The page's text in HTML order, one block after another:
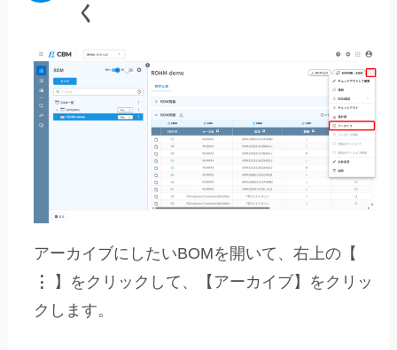
く
アーカイブにしたいBOMを開いて、右上の【
⋮
】をクリックして、【アーカイブ】をクリッ
クします。